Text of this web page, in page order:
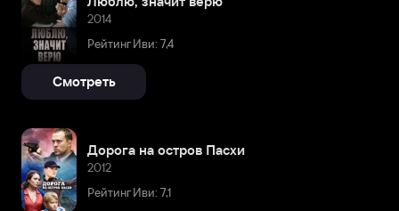
2014
Рейтинг Иви: 7,4
Смотреть
Дорога на остров Пасхи
2012
Рейтинг Иви: 7,1